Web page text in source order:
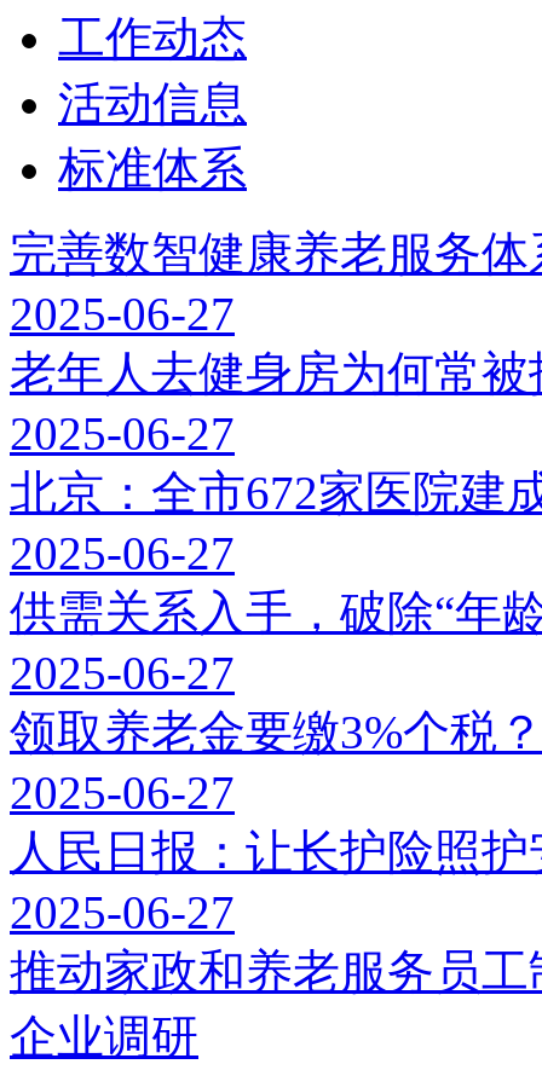
工作动态
活动信息
标准体系
完善数智健康养老服务体
2025-06-27
老年人去健身房为何常
2025-06-27
北京：全市672家医院建
2025-06-27
供需关系入手，破除“年
2025-06-27
领取养老金要缴3%个税
2025-06-27
人民日报：让长护险照
2025-06-27
推动家政和养老服务员
企业调研